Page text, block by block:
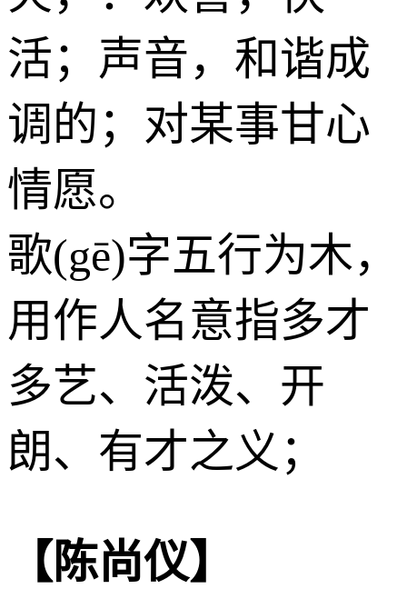
活；声音，和谐成
调的；对某事甘心
情愿。
歌(gē)字五行为木，
用作人名意指多才
多艺、活泼、开
朗、有才之义；
【陈尚仪】